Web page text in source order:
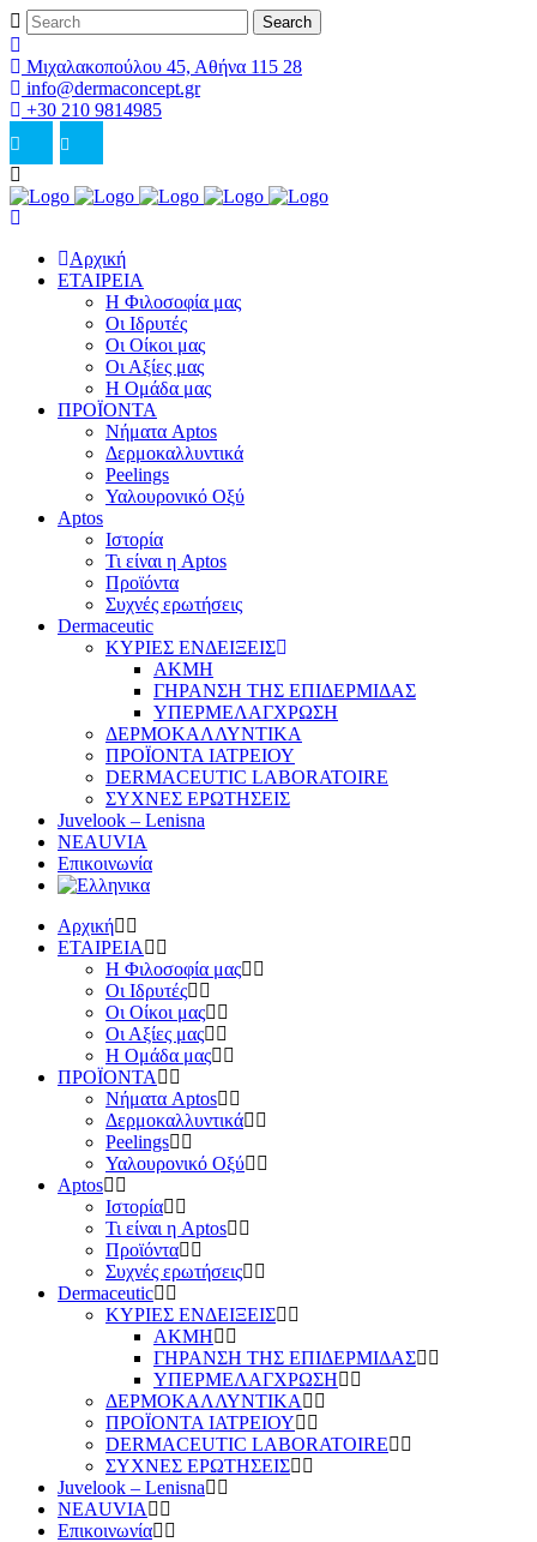
Μιχαλακοπούλου 45, Αθήνα 115 28
info@dermaconcept.gr
+30 210 9814985
Αρχική
ΕΤΑΙΡΕΙΑ
Η Φιλοσοφία μας
Οι Ιδρυτές
Οι Οίκοι μας
Οι Αξίες μας
Η Ομάδα μας
ΠΡΟΪΟΝΤΑ
Νήματα Aptos
Δερμοκαλλυντικά
Peelings
Υαλουρονικό Οξύ
Aptos
Ιστορία
Τι είναι η Aptos
Προϊόντα
Συχνές ερωτήσεις
Dermaceutic
ΚΥΡΙΕΣ ΕΝΔΕΙΞΕΙΣ
ΑΚΜΗ
ΓΗΡΑΝΣΗ ΤΗΣ ΕΠΙΔΕΡΜΙΔΑΣ
ΥΠΕΡΜΕΛΑΓΧΡΩΣΗ
ΔΕΡΜΟΚΑΛΛΥΝΤΙΚΑ
ΠΡΟΪΟΝΤΑ ΙΑΤΡΕΙΟΥ
DERMACEUTIC LABORATOIRE
ΣΥΧΝΕΣ ΕΡΩΤΗΣΕΙΣ
Juvelook – Lenisna
NEAUVIA
Επικοινωνία
Αρχική
ΕΤΑΙΡΕΙΑ
Η Φιλοσοφία μας
Οι Ιδρυτές
Οι Οίκοι μας
Οι Αξίες μας
Η Ομάδα μας
ΠΡΟΪΟΝΤΑ
Νήματα Aptos
Δερμοκαλλυντικά
Peelings
Υαλουρονικό Οξύ
Aptos
Ιστορία
Τι είναι η Aptos
Προϊόντα
Συχνές ερωτήσεις
Dermaceutic
ΚΥΡΙΕΣ ΕΝΔΕΙΞΕΙΣ
ΑΚΜΗ
ΓΗΡΑΝΣΗ ΤΗΣ ΕΠΙΔΕΡΜΙΔΑΣ
ΥΠΕΡΜΕΛΑΓΧΡΩΣΗ
ΔΕΡΜΟΚΑΛΛΥΝΤΙΚΑ
ΠΡΟΪΟΝΤΑ ΙΑΤΡΕΙΟΥ
DERMACEUTIC LABORATOIRE
ΣΥΧΝΕΣ ΕΡΩΤΗΣΕΙΣ
Juvelook – Lenisna
NEAUVIA
Επικοινωνία